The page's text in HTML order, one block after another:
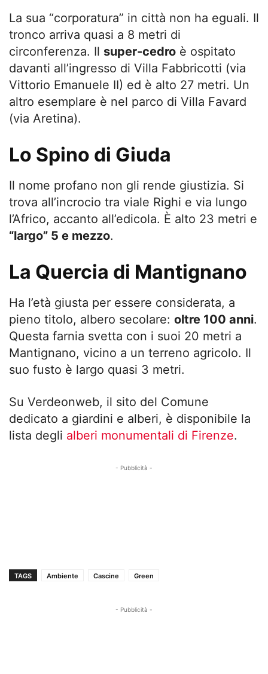
La sua “corporatura” in città non ha eguali. Il
tronco arriva quasi a 8 metri di
circonferenza. Il super-cedro è ospitato
davanti all’ingresso di Villa Fabbricotti (via
Vittorio Emanuele II) ed è alto 27 metri. Un
altro esemplare è nel parco di Villa Favard
(via Aretina).
Lo Spino di Giuda
Il nome profano non gli rende giustizia. Si
trova all’incrocio tra viale Righi e via lungo
l’Africo, accanto all’edicola. È alto 23 metri e
“largo” 5 e mezzo.
La Quercia di Mantignano
Ha l’età giusta per essere considerata, a
pieno titolo, albero secolare: oltre 100 anni.
Questa farnia svetta con i suoi 20 metri a
Mantignano, vicino a un terreno agricolo. Il
suo fusto è largo quasi 3 metri.
Su Verdeonweb, il sito del Comune
dedicato a giardini e alberi, è disponibile la
lista degli alberi monumentali di Firenze.
- Pubblicità -
TAGS Ambiente Cascine Green
- Pubblicità -